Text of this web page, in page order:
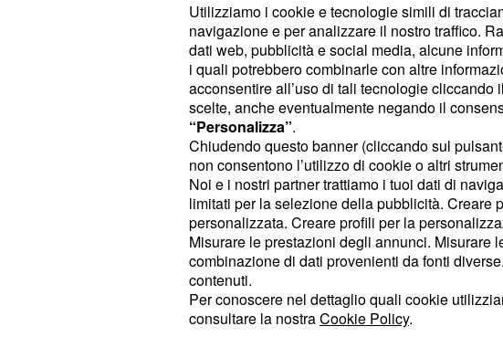
Sabato 6 giugno 2026,
classifica del giorno
Cancro⭐⭐⭐⭐⭐. L'atmosfera affettiva brilla di
intensa, regalando momenti di rara complicità
storiche. Questo sabato favorisce i chiarimenti
tempo, permettendo di ritrovare una sintonia
partner attraverso dialoghi sinceri. I cuori
un forte desiderio di aprirsi a nuovi incontri,
fascino naturale che non passa inosservato.
delle attività pratiche si aprono prospettive
capaci di dare una svolta decisiva a un progetto
Utilizziamo i cookie e tecnologie simili di
navigazione e per analizzare il nostro traffico.
dati web, pubblicità e social media, alcune
i quali potrebbero combinarle con altre
acconsentire all’uso di tali tecnologie cliccando
scelte, anche eventualmente negando il
“Personalizza”.
Chiudendo questo banner (cliccando sul
non consentono l’utilizzo di cookie o altri
Noi e i nostri partner trattiamo i tuoi dati di
limitati per la selezione della pubblicità.
personalizzata. Creare profili per la
Misurare le prestazioni degli annunci. Misurare
combinazione di dati provenienti da fonti
contenuti.
Per conoscere nel dettaglio quali cookie
consultare la nostraCookie Policy.